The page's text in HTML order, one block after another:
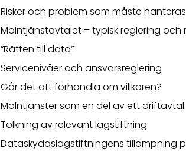
Risker och problem som måste hanteras
Molntjänstavtalet – typisk reglering och
”Rätten till data”
Servicenivåer och ansvarsreglering
Går det att förhandla om villkoren?
Molntjänster som en del av ett driftavtal
Tolkning av relevant lagstiftning
Dataskyddslagstiftningens tillämpning